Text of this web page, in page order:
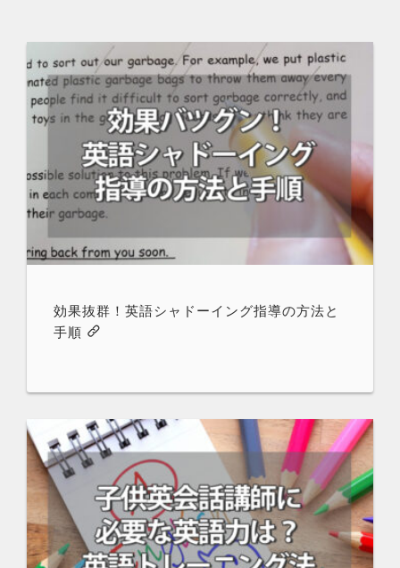
効果抜群！英語シャドーイング指導の方法と
手順